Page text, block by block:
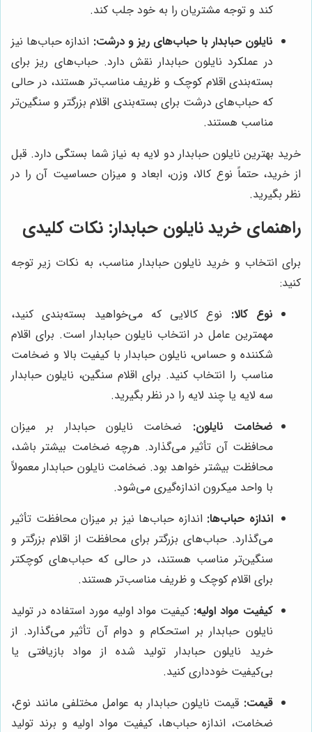
کند و توجه مشتریان را به خود جلب کند.
نایلون حبابدار با حباب‌های ریز و درشت: اندازه حباب‌ها نیز
در عملکرد نایلون حبابدار نقش دارد. حباب‌های ریز برای
بسته‌بندی اقلام کوچک و ظریف مناسب‌تر هستند، در حالی
که حباب‌های درشت برای بسته‌بندی اقلام بزرگتر و سنگین‌تر
مناسب هستند.
خرید بهترین نایلون حبابدار دو لایه به نیاز شما بستگی دارد. قبل
از خرید، حتماً نوع کالا، وزن، ابعاد و میزان حساسیت آن را در
نظر بگیرید.
راهنمای خرید نایلون حبابدار: نکات کلیدی
برای انتخاب و خرید نایلون حبابدار مناسب، به نکات زیر توجه
کنید:
نوع کالا: نوع کالایی که می‌خواهید بسته‌بندی کنید،
مهمترین عامل در انتخاب نایلون حبابدار است. برای اقلام
شکننده و حساس، نایلون حبابدار با کیفیت بالا و ضخامت
مناسب را انتخاب کنید. برای اقلام سنگین، نایلون حبابدار
سه لایه یا چند لایه را در نظر بگیرید.
ضخامت نایلون: ضخامت نایلون حبابدار بر میزان
محافظت آن تأثیر می‌گذارد. هرچه ضخامت بیشتر باشد،
محافظت بیشتر خواهد بود. ضخامت نایلون حبابدار معمولاً
با واحد میکرون اندازه‌گیری می‌شود.
اندازه حباب‌ها: اندازه حباب‌ها نیز بر میزان محافظت تأثیر
می‌گذارد. حباب‌های بزرگتر برای محافظت از اقلام بزرگتر و
سنگین‌تر مناسب هستند، در حالی که حباب‌های کوچکتر
برای اقلام کوچک و ظریف مناسب‌تر هستند.
کیفیت مواد اولیه: کیفیت مواد اولیه مورد استفاده در تولید
نایلون حبابدار بر استحکام و دوام آن تأثیر می‌گذارد. از
خرید نایلون حبابدار تولید شده از مواد بازیافتی یا
بی‌کیفیت خودداری کنید.
قیمت: قیمت نایلون حبابدار به عوامل مختلفی مانند نوع،
ضخامت، اندازه حباب‌ها، کیفیت مواد اولیه و برند تولید